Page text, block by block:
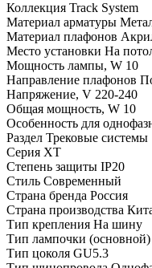
Коллекция Track System
Материал арматуры
Материал плафонов
Место установки На
Мощность лампы, W 10
Направление плафонов
Напряжение, V 220-240
Общая мощность, W 10
Особенность для
Раздел Трековые системы
Серия XT
Степень защиты IP20
Стиль Современный
Страна бренда Россия
Страна производства
Тип крепления На шину
Тип лампочки (основной)
Тип цоколя GU5.3